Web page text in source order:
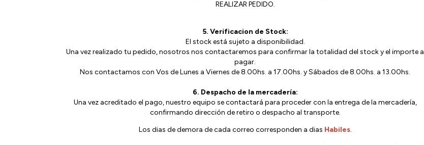
REALIZAR PEDIDO.
5. Verificacion de Stock:
El stock está sujeto a disponibilidad.
Una vez realizado tu pedido, nosotros nos contactaremos para confirmar la totalidad del stock y el importe a
pagar.
Nos contactamos con Vos de Lunes a Viernes de 8.00hs. a 17.00hs. y Sábados de 8.00hs. a 13.00hs.
6. Despacho de la mercadería:
Una vez acreditado el pago, nuestro equipo se contactará para proceder con la entrega de la mercadería,
confirmando dirección de retiro o despacho al transporte.
Los dias de demora de cada correo corresponden a dias Habiles.